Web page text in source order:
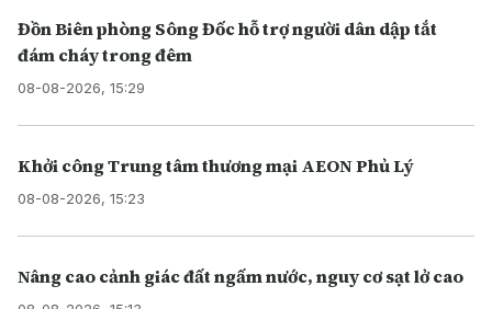
Đồn Biên phòng Sông Đốc hỗ trợ người dân dập tắt
đám cháy trong đêm
08-08-2026, 15:29
Khởi công Trung tâm thương mại AEON Phủ Lý
08-08-2026, 15:23
Nâng cao cảnh giác đất ngấm nước, nguy cơ sạt lở cao